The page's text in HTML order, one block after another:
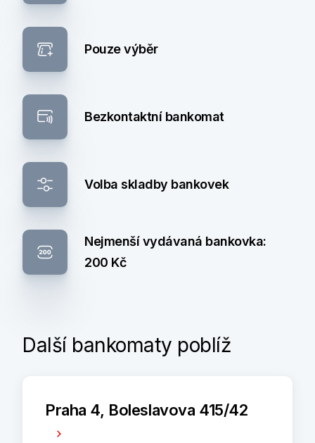
Pouze výběr
Bezkontaktní bankomat
Volba skladby bankovek
Nejmenší vydávaná bankovka:
200 Kč
Další bankomaty poblíž
Praha 4, Boleslavova 415/42